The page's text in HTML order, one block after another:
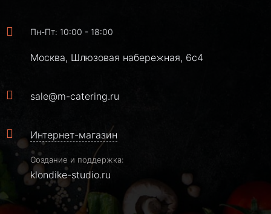
Пн-Пт: 10:00 - 18:00
Москва, Шлюзовая набережная, 6с4
sale@m-catering.ru
Интернет-магазин
Создание и поддержка:
klondike-studio.ru